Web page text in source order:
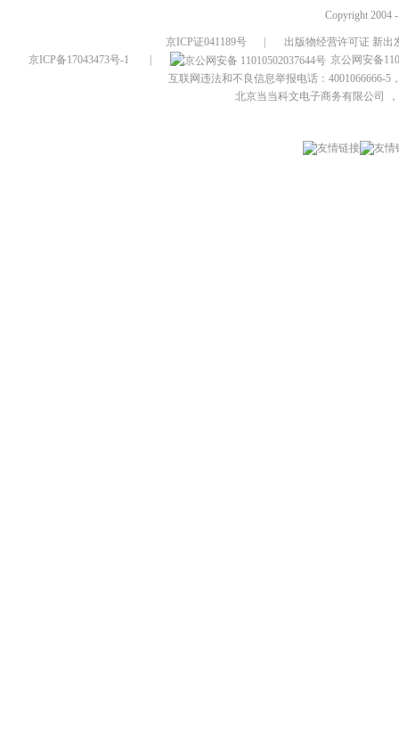
Copyright 2004
京ICP证041189号
出版物经营许可证 新出
京ICP备17043473号-1
京公网安备
互联网违法和不良信息举报电话：4001066666-5
北京当当科文电子商务有限公司